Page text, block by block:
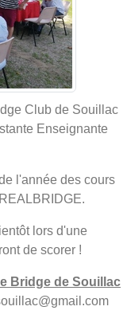
Club de Souillac
Enseignante
l'année des cours
lors d'une
de scorer !
Bridge de Souillac